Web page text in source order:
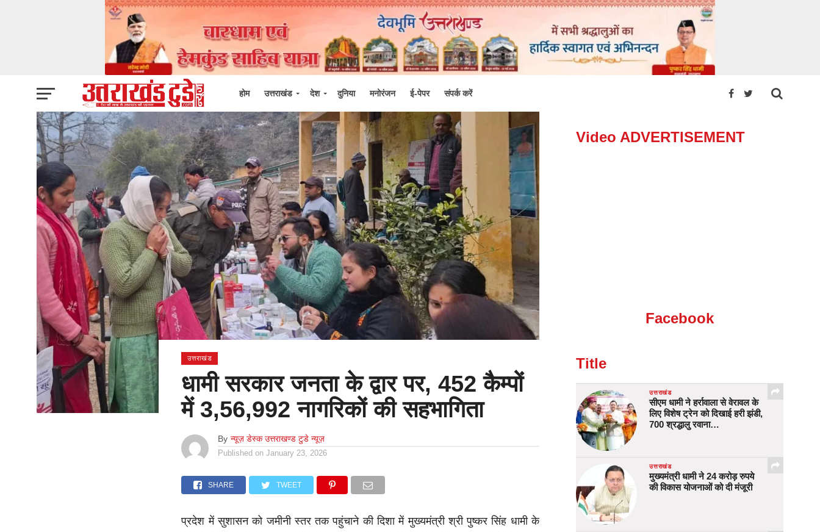
होम उत्तराखंड देश दुनिया मनोरंजन ई-पेपर संपर्क करें
उत्तराखंड
धामी सरकार जनता के द्वार पर, 452 कैम्पों
में 3,56,992 नागरिकों की सहभागिता
By न्यूज़ डेस्क उत्तराखण्ड टुडे न्यूज़
Published on January 23, 2026
SHARE TWEET
प्रदेश में सुशासन को जमीनी स्तर तक पहुंचाने की दिशा में मुख्यमंत्री श्री पुष्कर सिंह धामी के
Video ADVERTISEMENT
Facebook
Title
उत्तराखंड
सीएम धामी ने हर्रावाला से वेरावल के
लिए विशेष ट्रेन को दिखाई हरी झंडी,
700 श्रद्धालु रवाना…
उत्तराखंड
मुख्यमंत्री धामी ने 24 करोड़ रुपये
की विकास योजनाओं को दी मंजूरी